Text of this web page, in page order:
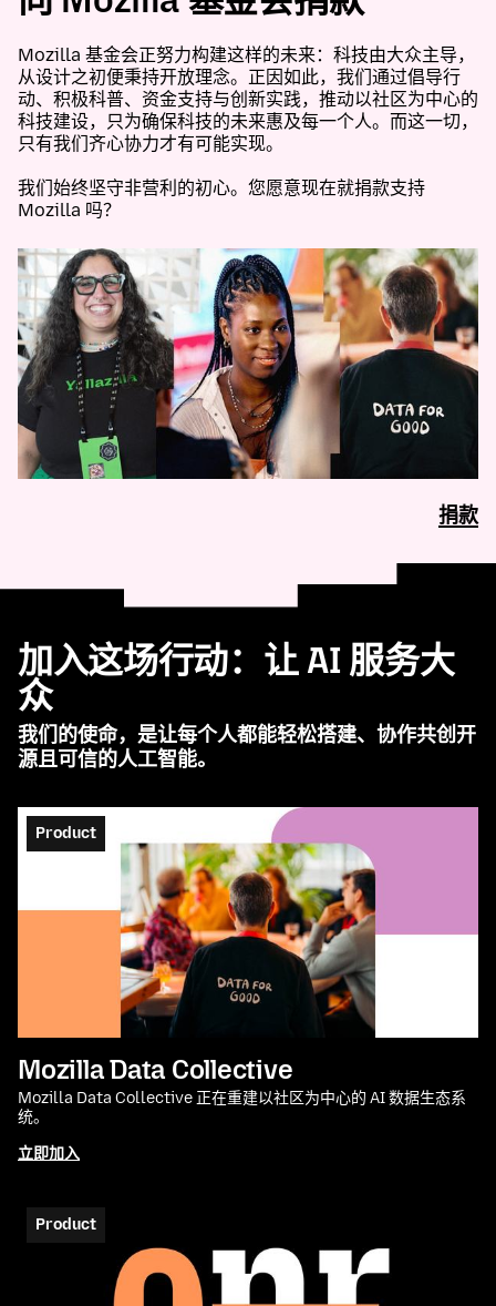
Mozilla 基金会正努力构建这样的未来：科技由大众主导，
从设计之初便秉持开放理念。正因如此，我们通过倡导行
动、积极科普、资金支持与创新实践，推动以社区为中心的
科技建设，只为确保科技的未来惠及每一个人。而这一切，
只有我们齐心协力才有可能实现。
我们始终坚守非营利的初心。您愿意现在就捐款支持
Mozilla 吗？
捐款
加入这场行动：让 AI 服务大
众
我们的使命，是让每个人都能轻松搭建、协作共创开
源且可信的人工智能。
Mozilla Data Collective
Product
Mozilla Data Collective 正在重建以社区为中心的 AI 数据生态系
统。
立即加入
Product